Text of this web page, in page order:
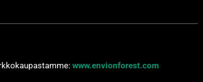
www.envionforest.com